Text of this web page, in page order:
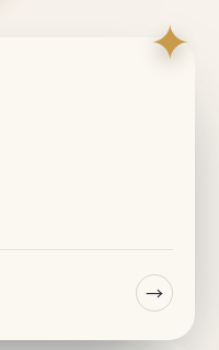
✦
→